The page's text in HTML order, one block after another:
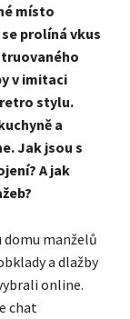
místo
prolíná vkus
v imitaci
stylu.
a
Jak jsou s
A jak
manželů
a dlažby
online.
chat